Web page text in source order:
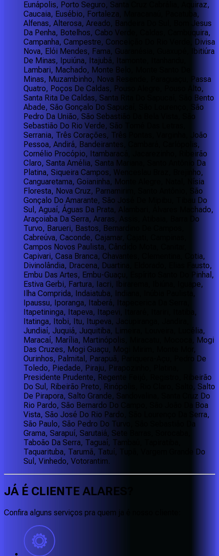
Eunápolis, Porto Seguro, Santa Cruz Cabrália, Aquiraz,
Caucaia, Eusébio, Fortaleza, Maracanaú, Pacatuba,
Alfenas, Alterosa, Areado, Bandeira Do Sul, Bom Jesus
Da Penha, Botelhos, Cabo Verde, Caldas, Cambuquira,
Campanha, Campestre, Conceição Do Rio Verde, Divisa
Nova, Elói Mendes, Fama, Guaranésia, Guaxupé, Ibitiúra
De Minas, Ipuiúna, Itajubá, Itamonte, Itanhandu,
Lambari, Machado, Monte Belo, Monte Santo De
Minas, Muzambinho, Nova Resende, Paraguaçu, Passa
Quatro, Poços De Caldas, Pouso Alegre, Pouso Alto,
Santa Rita De Caldas, Santa Rita Do Sapucaí, São Bento
Abade, São Gonçalo Do Sapucaí, São Lourenço, São
Pedro Da União, São Sebastião Da Bela Vista, São
Sebastião Do Rio Verde, São Tomé Das Letras,
Serrania, Três Corações, Três Pontas, Varginha, João
Pessoa, Andirá, Bandeirantes, Cambará, Carlópolis,
Cornélio Procópio, Itambaracá, Jacarezinho, Ribeirão
Claro, Santa Amélia, Santa Mariana, Santo Antônio Da
Platina, Siqueira Campos, Wenceslau Braz, Brejinho,
Canguaretama, Goianinha, Monte Alegre, Natal, Nísia
Floresta, Nova Cruz, Parnamirim, Santo Antônio, São
Gonçalo Do Amarante, São José De Mipibu, Tibau Do
Sul, Aguaí, Águas Da Prata, Alambari, Álvares Machado,
Araçoiaba Da Serra, Araras, Assis, Atibaia, Barra Do
Turvo, Barueri, Bastos, Bernardino De Campos,
Cabreúva, Caconde, Cajamar, Cajati, Campinas,
Campos Novos Paulista, Cândido Mota, Canitar,
Capivari, Casa Branca, Chavantes, Clementina, Cotia,
Divinolândia, Dracena, Duartina, Eldorado, Elias Fausto,
Embu Das Artes, Embu-Guaçu, Espírito Santo Do Pinhal,
Estiva Gerbi, Fartura, Iacri, Ibirarema, Ibiúna, Iguape,
Ilha Comprida, Indaiatuba, Indiana, Inúbia Paulista,
Ipaussu, Iporanga, Itaberá, Itapecerica Da Serra,
Itapetininga, Itapeva, Itapevi, Itararé, Itariri, Itatiba,
Itatinga, Itobi, Itu, Itupeva, Jacupiranga, Jandira,
Jundiaí, Juquiá, Juquitiba, Limeira, Louveira, Lucélia,
Maracaí, Marília, Martinópolis, Miracatu, Mococa, Mogi
Das Cruzes, Mogi Guaçu, Mogi Mirim, Monte Mor,
Ourinhos, Palmital, Parapuã, Pariquera-Açu, Pedro De
Toledo, Piedade, Piraju, Pirapozinho, Platina,
Presidente Prudente, Regente Feijó, Registro, Ribeirão
Do Sul, Ribeirão Preto, Rinópolis, Rio Claro, Salto, Salto
De Pirapora, Salto Grande, Sandovalina, Santa Cruz Do
Rio Pardo, São Bernardo Do Campo, São João Da Boa
Vista, São José Do Rio Pardo, São Lourenço Da Serra,
São Paulo, São Pedro Do Turvo, São Sebastião Da
Grama, Sarapuí, Sarutaiá, Sete Barras, Sorocaba,
Taboão Da Serra, Taguaí, Tambaú, Tapiratiba,
Taquarituba, Tarumã, Tatuí, Tupã, Vargem Grande Do
Sul, Vinhedo, Votorantim.
JÁ É CLIENTE ALARES
Confira alguns serviços pra quem ja é nosso cliente: